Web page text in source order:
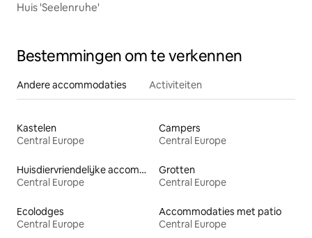
Huis 'Seelenruhe'
Bestemmingen om te verkennen
Andere accommodaties Activiteiten
Kastelen
Central Europe
Campers
Central Europe
Huisdiervriendelijke accommodaties
Central Europe
Grotten
Central Europe
Ecolodges
Central Europe
Accommodaties met patio
Central Europe